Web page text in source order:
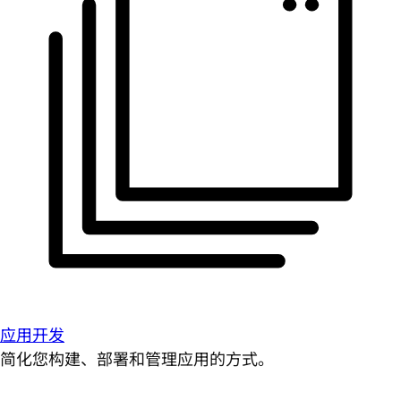
应用开发
简化您构建、部署和管理应用的方式。